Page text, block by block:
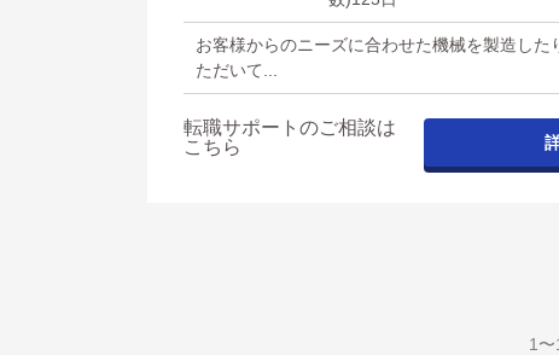
お客様からのニーズに合わせた機械を製造し
ただいて...
転職サポートのご相談は
こちら
1〜